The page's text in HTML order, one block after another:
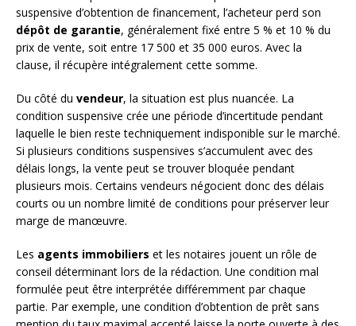
suspensive d’obtention de financement, l’acheteur perd son
dépôt de garantie, généralement fixé entre 5 % et 10 % du
prix de vente, soit entre 17 500 et 35 000 euros. Avec la
clause, il récupère intégralement cette somme.
Du côté du vendeur, la situation est plus nuancée. La
condition suspensive crée une période d’incertitude pendant
laquelle le bien reste techniquement indisponible sur le marché.
Si plusieurs conditions suspensives s’accumulent avec des
délais longs, la vente peut se trouver bloquée pendant
plusieurs mois. Certains vendeurs négocient donc des délais
courts ou un nombre limité de conditions pour préserver leur
marge de manœuvre.
Les agents immobiliers et les notaires jouent un rôle de
conseil déterminant lors de la rédaction. Une condition mal
formulée peut être interprétée différemment par chaque
partie. Par exemple, une condition d’obtention de prêt sans